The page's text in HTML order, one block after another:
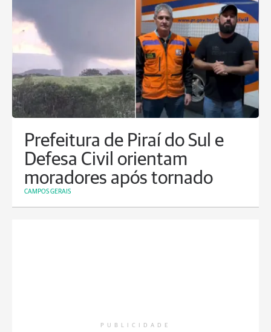
Prefeitura de Piraí do Sul e
Defesa Civil orientam
moradores após tornado
CAMPOS GERAIS
PUBLICIDADE